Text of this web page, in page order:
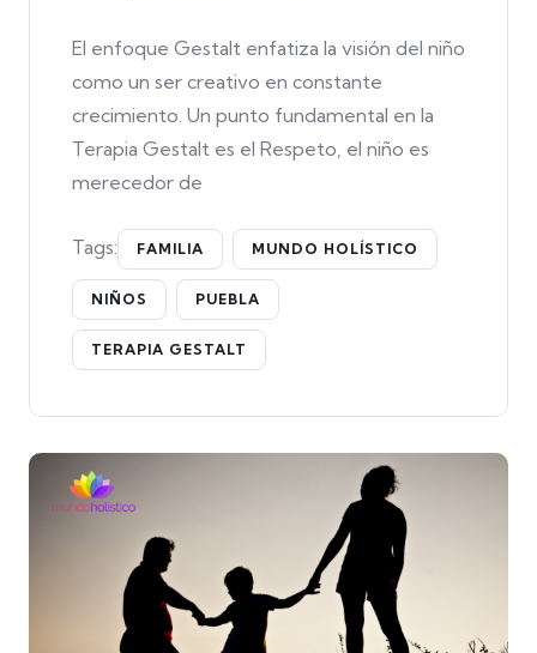
El enfoque Gestalt enfatiza la visión del niño
como un ser creativo en constante
crecimiento. Un punto fundamental en la
Terapia Gestalt es el Respeto, el niño es
merecedor de
Tags: FAMILIA MUNDO HOLÍSTICO
NIÑOS PUEBLA
TERAPIA GESTALT